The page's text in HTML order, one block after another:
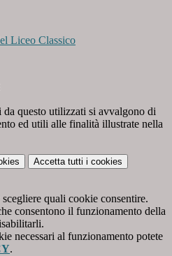
Liceo Classico
questo utilizzati si avvalgono di
ed utili alle finalità illustrate nella
Accetta tutti i cookies
quali cookie consentire.
consentono il funzionamento della
necessari al funzionamento potete
.